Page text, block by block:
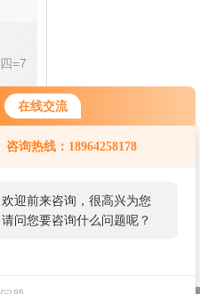
在线交流
咨询热线：18964258178
迎前来咨询，很高兴为您
问您要咨询什么问题呢？
=7
吸收